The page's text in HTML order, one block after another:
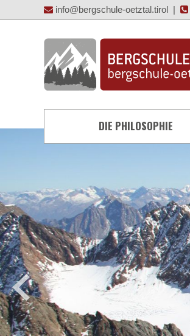
info@bergschule-oetztal.tirol |
DIE PHILOSOPHIE